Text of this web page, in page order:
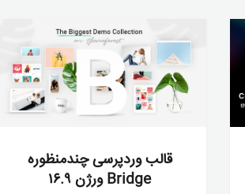
قالب وردپرسی چندمنظوره
Bridge ورژن ۱۶.۹